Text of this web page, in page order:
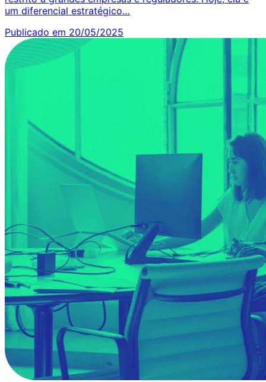
um diferencial estratégico…
Publicado em 20/05/2025